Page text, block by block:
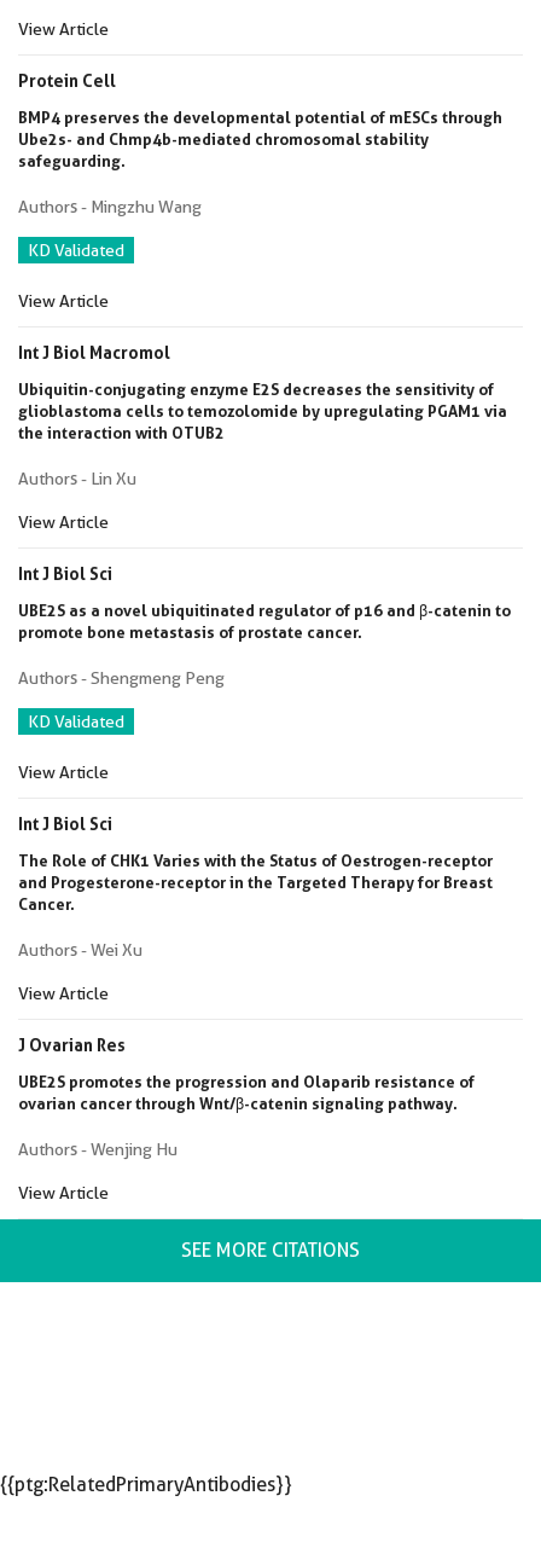
View Article
Protein Cell
BMP4 preserves the developmental potential of mESCs through
Ube2s- and Chmp4b-mediated chromosomal stability
safeguarding.
Authors - Mingzhu Wang
KD Validated
View Article
Int J Biol Macromol
Ubiquitin-conjugating enzyme E2S decreases the sensitivity of
glioblastoma cells to temozolomide by upregulating PGAM1 via
the interaction with OTUB2
Authors - Lin Xu
View Article
Int J Biol Sci
UBE2S as a novel ubiquitinated regulator of p16 and β-catenin to
promote bone metastasis of prostate cancer.
Authors - Shengmeng Peng
KD Validated
View Article
Int J Biol Sci
The Role of CHK1 Varies with the Status of Oestrogen-receptor
and Progesterone-receptor in the Targeted Therapy for Breast
Cancer.
Authors - Wei Xu
View Article
J Ovarian Res
UBE2S promotes the progression and Olaparib resistance of
ovarian cancer through Wnt/β-catenin signaling pathway.
Authors - Wenjing Hu
View Article
SEE MORE CITATIONS
{{ptg:RelatedPrimaryAntibodies}}